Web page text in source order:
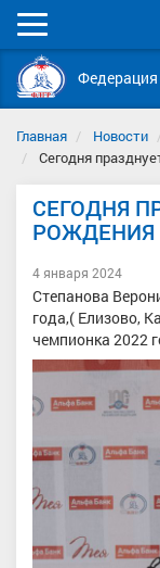
Мобильное
меню
Главная Новости
Сегодня
СЕГОДНЯ
РОЖДЕНИЯ
4 января 2024
Степанова
года,( Елизово,
чемпионка 2022